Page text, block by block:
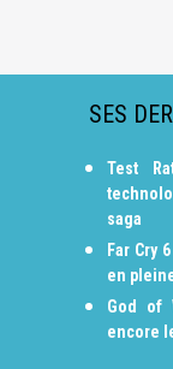
SES
Test
saga
Far Cry
en
God of
encore